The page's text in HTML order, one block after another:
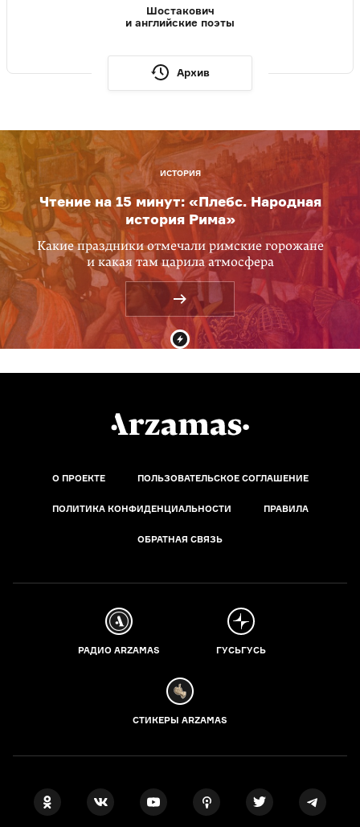
Шостакович
и английские поэты
Архив
ИСТОРИЯ
Чтение на 15 минут: «Плебс. Народная
история Рима»
Какие праздники отмечали римские горожане
и какая там царила атмосфера
О ПРОЕКТЕ ПОЛЬЗОВАТЕЛЬСКОЕ СОГЛАШЕНИЕ
ПОЛИТИКА КОНФИДЕНЦИАЛЬНОСТИ ПРАВИЛА
ОБРАТНАЯ СВЯЗЬ
РАДИО ARZAMAS ГУСЬГУСЬ
СТИКЕРЫ ARZAMAS